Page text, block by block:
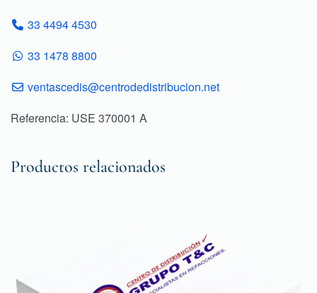
33 4494 4530
33 1478 8800
ventascedis@centrodedistribucion.net
Referencia: USE 370001 A
Productos relacionados